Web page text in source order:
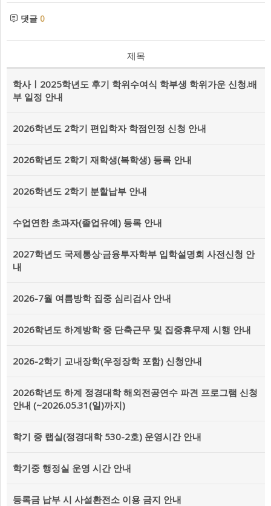
댓글 0
제목
학사ㅣ2025학년도 후기 학위수여식 학부생 학위가운 신청.배
부 일정 안내
2026학년도 2학기 편입학자 학점인정 신청 안내
2026학년도 2학기 재학생(복학생) 등록 안내
2026학년도 2학기 분할납부 안내
수업연한 초과자(졸업유예) 등록 안내
2027학년도 국제통상·금융투자학부 입학설명회 사전신청 안
내
2026-7월 여름방학 집중 심리검사 안내
2026학년도 하계방학 중 단축근무 및 집중휴무제 시행 안내
2026-2학기 교내장학(우정장학 포함) 신청안내
2026학년도 하계 정경대학 해외전공연수 파견 프로그램 신청
안내 (~2026.05.31(일)까지)
학기 중 랩실(정경대학 530-2호) 운영시간 안내
학기중 행정실 운영 시간 안내
등록금 납부 시 사설환전소 이용 금지 안내